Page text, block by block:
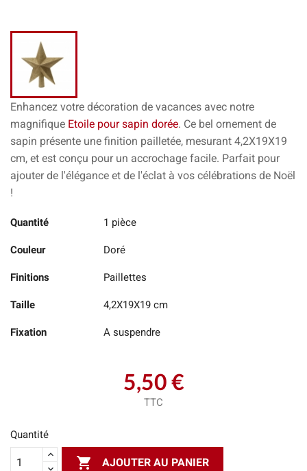
Enhancez votre décoration de vacances avec notre
magnifique Etoile pour sapin dorée. Ce bel ornement de
sapin présente une finition pailletée, mesurant 4,2X19X19
cm, et est conçu pour un accrochage facile. Parfait pour
ajouter de l'élégance et de l'éclat à vos célébrations de Noël
!
Quantité 1 pièce
Couleur Doré
Finitions Paillettes
Taille 4,2X19X19 cm
Fixation A suspendre
5,50 €
TTC
Quantité
 AJOUTER AU PANIER